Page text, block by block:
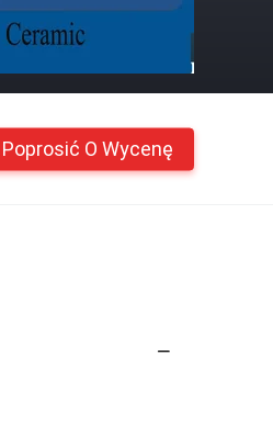
Poprosić O Wycenę